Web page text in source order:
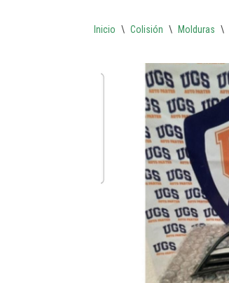
Inicio \ Colisión \ Molduras \